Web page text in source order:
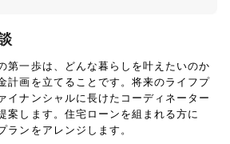
第一歩は、どんな暮らしを叶えたいのか
計画を立てることです。将来のライフプ
イナンシャルに長けたコーディネーター
案します。住宅ローンを組まれる方に
ランをアレンジします。